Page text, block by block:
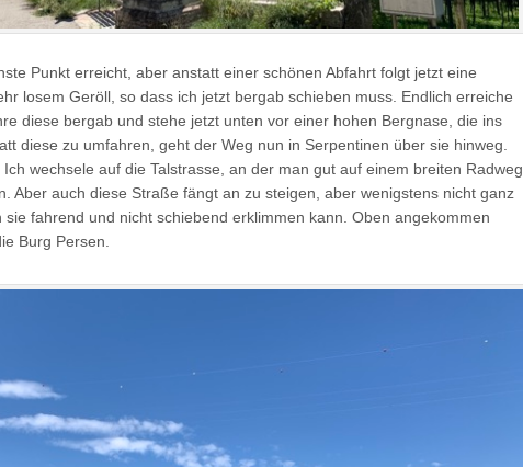
Punkt erreicht, aber anstatt einer schönen Abfahrt folgt jetzt eine
losem Geröll, so dass ich jetzt bergab schieben muss. Endlich erreiche
diese bergab und stehe jetzt unten vor einer hohen Bergnase, die ins
diese zu umfahren, geht der Weg nun in Serpentinen über sie hinweg.
wechsele auf die Talstrasse, an der man gut auf einem breiten Radweg
Aber auch diese Straße fängt an zu steigen, aber wenigstens nicht ganz
sie fahrend und nicht schiebend erklimmen kann. Oben angekommen
Burg Persen.